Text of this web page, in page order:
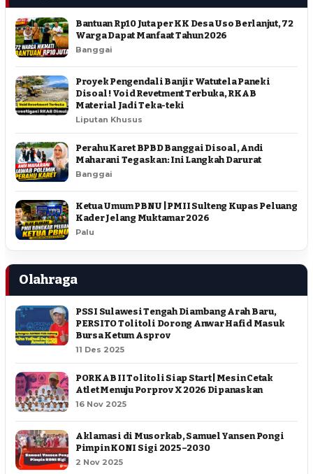
Bantuan Rp10 Juta per KK Desa Uso Berlanjut, 72
Warga Dapat Manfaat Tahun 2026
Banggai
Proyek Pengendali Banjir Watutela Paneki
Disoal ! Void Revetment Terbuka, RKAB
Material Jadi Teka-teki
Liputan Khusus
Perahu Karet BPBD Banggai Disoal, Andi
Maharani Tegaskan: Ini Langkah Darurat
Banggai
Ketua Umum PBNU | PMII Sulteng Kupas Peluang
Kader Jelang Muktamar 2026
Palu
Olahraga
PSSI Sulawesi Tengah Diambang Arah Baru,
PERSITO Tolitoli Dorong Anwar Hafid Masuk
Bursa Ketum Asprov
11 Des 2025
PORKAB II Tolitoli Siap Start | Mesin Cetak
Atlet Menuju Porprov X 2026 Dipanaskan
16 Nov 2025
Aklamasi di Musorkab, Samuel Yansen Pongi
Pimpin KONI Sigi 2025–2030
2 Nov 2025